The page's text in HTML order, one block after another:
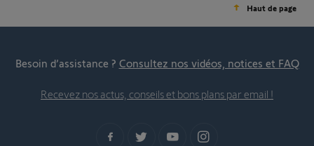
Haut de page
Besoin d’assistance ? Consultez nos vidéos, notices et FAQ
Recevez nos actus, conseils et bons plans par email !